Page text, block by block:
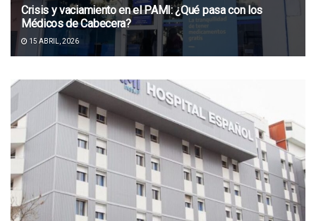
Crisis y vaciamiento en el PAMI: ¿Qué pasa con los
Médicos de Cabecera?
15 ABRIL, 2026